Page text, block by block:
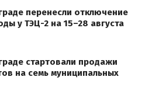
перенесли отключение
у ТЭЦ-2 на 15–28 августа
стартовали продажи
на семь муниципальных